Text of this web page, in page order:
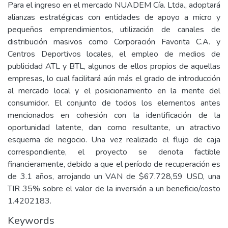
Para el ingreso en el mercado NUADEM Cía. Ltda., adoptará
alianzas estratégicas con entidades de apoyo a micro y
pequeños emprendimientos, utilización de canales de
distribución masivos como Corporación Favorita C.A. y
Centros Deportivos locales, el empleo de medios de
publicidad ATL y BTL, algunos de ellos propios de aquellas
empresas, lo cual facilitará aún más el grado de introducción
al mercado local y el posicionamiento en la mente del
consumidor. El conjunto de todos los elementos antes
mencionados en cohesión con la identificación de la
oportunidad latente, dan como resultante, un atractivo
esquema de negocio. Una vez realizado el flujo de caja
correspondiente, el proyecto se denota factible
financieramente, debido a que el período de recuperación es
de 3.1 años, arrojando un VAN de $67.728,59 USD, una
TIR 35% sobre el valor de la inversión a un beneficio/costo
1.4202183.
Keywords